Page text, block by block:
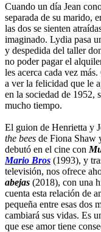
Cuando un día Jean
separada de su marido,
las dos se sienten
imaginado. Lydia pasa
y despedida del taller
no poder pagar el
les acerca cada vez
a ver la felicidad que le
en la sociedad de 1952,
mucho tiempo.
El guion de Henrietta y
the bees de Fiona Shaw
debutó en el cine con
Mario Bros (1993), y
televisión, nos ofrece
abejas (2018), con una
cuenta esta relación de
pequeña entre esas dos
cambiará sus vidas. Es
que ese amor tiene